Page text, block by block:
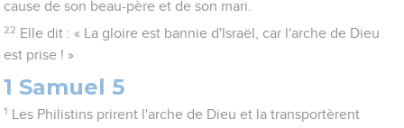
cause de son beau-père et de son mari.
22 Elle dit : « La gloire est bannie d'Israël, car l'arche de Dieu
est prise ! »
1 Samuel 5
1
Les Philistins prirent l'arche de Dieu et la transportèrent